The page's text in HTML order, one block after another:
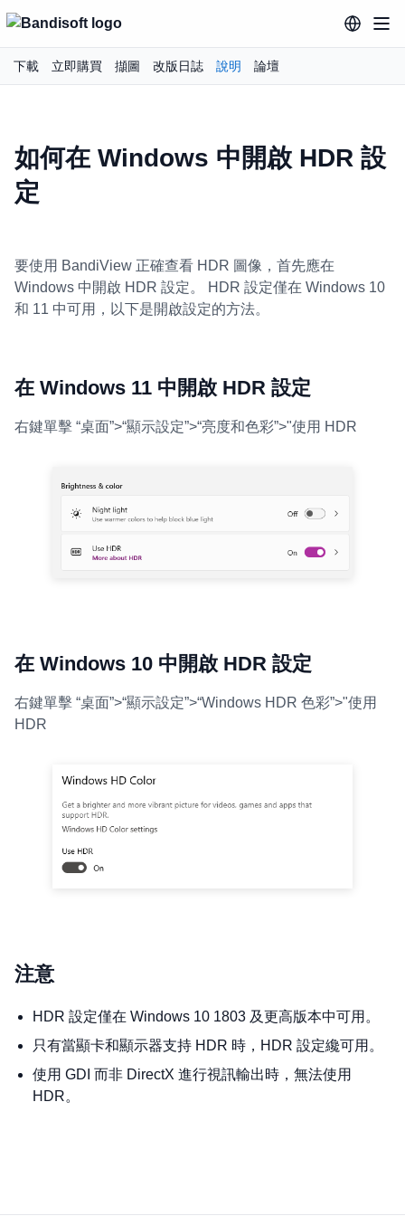
下載 立即購買 擷圖 改版日誌 說明 論壇
如何在 Windows 中開啟 HDR 設
定
要使用 BandiView 正確查看 HDR 圖像，首先應在
Windows 中開啟 HDR 設定。 HDR 設定僅在 Windows 10
和 11 中可用，以下是開啟設定的方法。
在 Windows 11 中開啟 HDR 設定
右鍵單擊 “桌面”>“顯示設定”>“亮度和色彩”>"使用 HDR
在 Windows 10 中開啟 HDR 設定
右鍵單擊 “桌面”>“顯示設定”>“Windows HDR 色彩”>"使用
HDR
注意
HDR 設定僅在 Windows 10 1803 及更高版本中可用。
只有當顯卡和顯示器支持 HDR 時，HDR 設定纔可用。
使用 GDI 而非 DirectX 進行視訊輸出時，無法使用
HDR。